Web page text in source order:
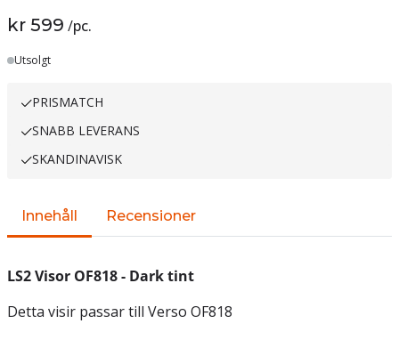
kr 599 /pc.
Lager
Utsolgt
PRISMATCH
SNABB LEVERANS
SKANDINAVISK
Innehåll Recensioner
LS2 Visor OF818 - Dark tint
Detta visir passar till Verso OF818